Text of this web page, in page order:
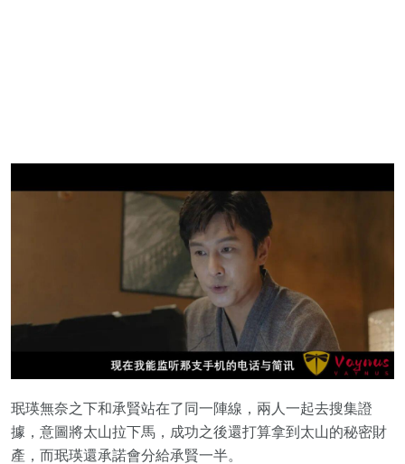
珉瑛無奈之下和承賢站在了同一陣線，兩人一起去搜集證
據，意圖將太山拉下馬，成功之後還打算拿到太山的秘密財
產，而珉瑛還承諾會分給承賢一半。